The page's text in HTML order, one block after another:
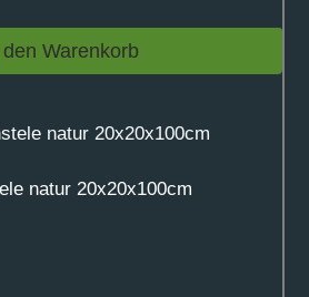
den Warenkorb
natur 20x20x100cm